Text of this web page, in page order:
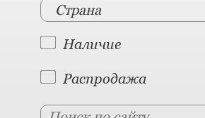
Страна
Наличие
Распродажа